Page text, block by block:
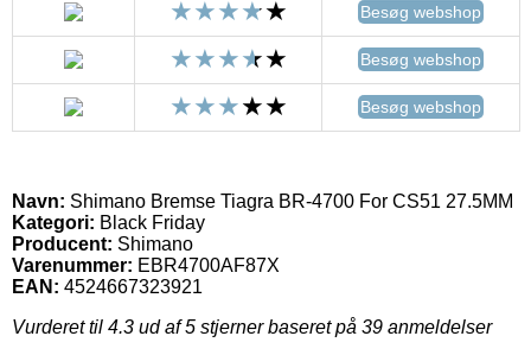
Besøg webshop
Besøg webshop
Besøg webshop
Navn: Shimano Bremse Tiagra BR-4700 For CS51 27.5MM
Kategori: Black Friday
Producent: Shimano
Varenummer: EBR4700AF87X
EAN: 4524667323921
Vurderet til 4.3 ud af 5 stjerner baseret på 39 anmeldelser